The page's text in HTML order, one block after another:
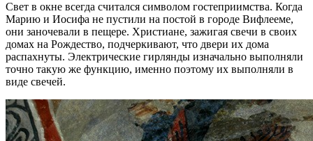
Свет в окне всегда считался символом гостеприимства. Когда
Марию и Иосифа не пустили на постой в городе Вифлееме,
они заночевали в пещере. Христиане, зажигая свечи в своих
домах на Рождество, подчеркивают, что двери их дома
распахнуты. Электрические гирлянды изначально выполняли
точно такую же функцию, именно поэтому их выполняли в
виде свечей.